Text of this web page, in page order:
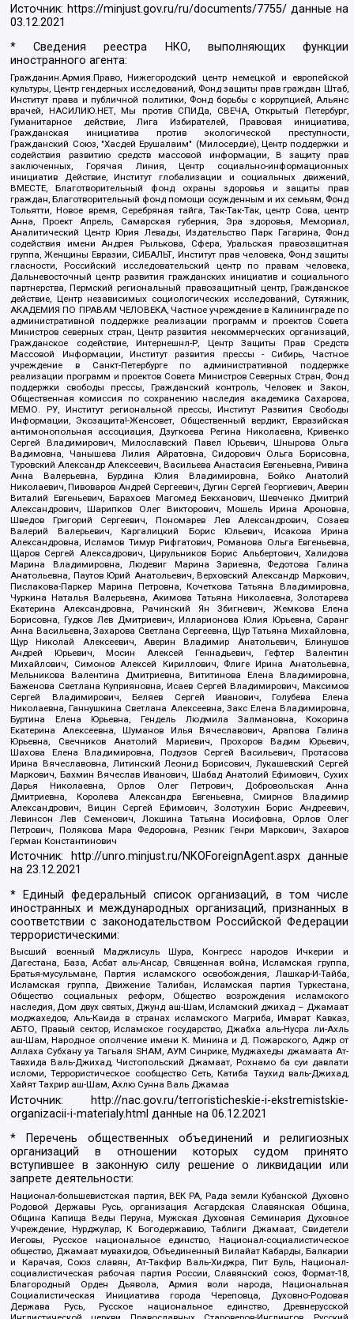
Источник: https://minjust.gov.ru/ru/documents/7755/ данные на
03.12.2021
* Сведения реестра НКО, выполняющих функции
иностранного агента:
Гражданин.Армия.Право, Нижегородский центр немецкой и европейской
культуры, Центр гендерных исследований, Фонд защиты прав граждан Штаб,
Институт права и публичной политики, Фонд борьбы с коррупцией, Альянс
врачей, НАСИЛИЮ.НЕТ, Мы против СПИДа, СВЕЧА, Открытый Петербург,
Гуманитарное действие, Лига Избирателей, Правовая инициатива,
Гражданская инициатива против экологической преступности,
Гражданский Союз, "Хасдей Ерушалаим" (Милосердие), Центр поддержки и
содействия развитию средств массовой информации, В защиту прав
заключенных, Горячая Линия, Центр социально-информационных
инициатив Действие, Институт глобализации и социальных движений,
ВМЕСТЕ, Благотворительный фонд охраны здоровья и защиты прав
граждан, Благотворительный фонд помощи осужденным и их семьям, Фонд
Тольятти, Новое время, Серебряная тайга, Так-Так-Так, центр Сова, центр
Анна, Проект Апрель, Самарская губерния, Эра здоровья, Мемориал,
Аналитический Центр Юрия Левады, Издательство Парк Гагарина, Фонд
содействия имени Андрея Рылькова, Сфера, Уральская правозащитная
группа, Женщины Евразии, СИБАЛЬТ, Институт прав человека, Фонд защиты
гласности, Российский исследовательский центр по правам человека,
Дальневосточный центр развития гражданских инициатив и социального
партнерства, Пермский региональный правозащитный центр, Гражданское
действие, Центр независимых социологических исследований, Сутяжник,
АКАДЕМИЯ ПО ПРАВАМ ЧЕЛОВЕКА, Частное учреждение в Калининграде по
административной поддержке реализации программ и проектов Совета
Министров северных стран, Центр развития некоммерческих организаций,
Гражданское содействие, Интернешнл-Р, Центр Защиты Прав Средств
Массовой Информации, Институт развития прессы - Сибирь, Частное
учреждение в Санкт-Петербурге по административной поддержке
реализации программ и проектов Совета Министров Северных Стран, Фонд
поддержки свободы прессы, Гражданский контроль, Человек и Закон,
Общественная комиссия по сохранению наследия академика Сахарова,
МЕМО. РУ, Институт региональной прессы, Институт Развития Свободы
Информации, Экозащита!-Женсовет, Общественный вердикт, Евразийская
антимонопольная ассоциация, Дзугкоева Регина Николаевна, Кривенко
Сергей Владимирович, Милославский Павел Юрьевич, Шнырова Ольга
Вадимовна, Чанышева Лилия Айратовна, Сидорович Ольга Борисовна,
Туровский Александр Алексеевич, Васильева Анастасия Евгеньевна, Ривина
Анна Валерьевна, Бурдина Юлия Владимировна, Бойко Анатолий
Николаевич, Пивоваров Андрей Сергеевич, Дугин Сергей Георгиевич, Аверин
Виталий Евгеньевич, Барахоев Магомед Бекханович, Шевченко Дмитрий
Александрович, Шарипков Олег Викторович, Мошель Ирина Ароновна,
Шведов Григорий Сергеевич, Пономарев Лев Александрович, Созаев
Валерий Валерьевич, Каргалицкий Борис Юльевич, Исакова Ирина
Александровна, Исламов Тимур Рифгатович, Романова Ольга Евгеньевна,
Щаров Сергей Алексадрович, Цирульников Борис Альбертович, Халидова
Марина Владимировна, Людевиг Марина Зариевна, Федотова Галина
Анатольевна, Паутов Юрий Анатольевич, Верховский Александр Маркович,
Пислакова-Паркер Марина Петровна, Кочеткова Татьяна Владимировна,
Чуркина Наталья Валерьевна, Акимова Татьяна Николаевна, Золотарева
Екатерина Александровна, Рачинский Ян Збигневич, Жемкова Елена
Борисовна, Гудков Лев Дмитриевич, Илларионова Юлия Юрьевна, Саранг
Анна Васильевна, Захарова Светлана Сергеевна, Щур Татьяна Михайловна,
Щур Николай Алексеевич, Аверин Владимир Анатольевич, Блинушов
Андрей Юрьевич, Мосин Алексей Геннадьевич, Гефтер Валентин
Михайлович, Симонов Алексей Кириллович, Флиге Ирина Анатольевна,
Мельникова Валентина Дмитриевна, Вититинова Елена Владимировна,
Баженова Светлана Куприяновна, Исаев Сергей Владимирович, Максимов
Сергей Владимирович, Беляев Сергей Иванович, Голубева Елена
Николаевна, Ганнушкина Светлана Алексеевна, Закс Елена Владимировна,
Буртина Елена Юрьевна, Гендель Людмила Залмановна, Кокорина
Екатерина Алексеевна, Шуманов Илья Вячеславович, Арапова Галина
Юрьевна, Свечников Анатолий Мариевич, Прохоров Вадим Юрьевич,
Шахова Елена Владимировна, Подузов Сергей Васильевич, Протасова
Ирина Вячеславовна, Литинский Леонид Борисович, Лукашевский Сергей
Маркович, Бахмин Вячеслав Иванович, Шабад Анатолий Ефимович, Сухих
Дарья Николаевна, Орлов Олег Петрович, Добровольская Анна
Дмитриевна, Королева Александра Евгеньевна, Смирнов Владимир
Александрович, Вицин Сергей Ефимович, Золотухин Борис Андреевич,
Левинсон Лев Семенович, Локшина Татьяна Иосифовна, Орлов Олег
Петрович, Полякова Мара Федоровна, Резник Генри Маркович, Захаров
Герман Константинович
Источник: http://unro.minjust.ru/NKOForeignAgent.aspxданные
на23.12.2021
* Единый федеральный список организаций, в том числе
иностранных и международных организаций, признанных в
соответствии с законодательством Российской Федерации
террористическими:
Высший военный Маджлисуль Шура, Конгресс народов Ичкерии и
Дагестана, База, Асбат аль-Ансар, Священная война, Исламская группа,
Братья-мусульмане, Партия исламского освобождения, Лашкар-И-Тайба,
Исламская группа, Движение Талибан, Исламская партия Туркестана,
Общество социальных реформ, Общество возрождения исламского
наследия, Дом двух святых, Джунд аш-Шам, Исламский джихад – Джамаат
моджахедов, Аль-Каида в странах исламского Магриба, Имарат Кавказ,
АБТО, Правый сектор, Исламское государство, Джабха аль-Нусра ли-Ахль
аш-Шам, Народное ополчение имени К. Минина и Д. Пожарского, Аджр от
Аллаха Субхану уа Тагьаля SHAM, АУМ Синрике, Муджахеды джамаата Ат-
Тавхида Валь-Джихад, Чистопольский Джамаат, Рохнамо ба суи давлати
исломи, Террористическое сообщество Сеть, Катиба Таухид валь-Джихад,
Хайят Тахрир аш-Шам, Ахлю Сунна Валь Джамаа
Источник:
http://nac.gov.ru/terroristicheskie-i-ekstremistskie-
organizacii-i-materialy.html данные на06.12.2021
* Перечень общественных объединений и религиозных
организаций в отношении которых судом принято
вступившее в законную силу решение о ликвидации или
запрете деятельности:
Национал-большевистская партия, ВЕК РА, Рада земли Кубанской Духовно
Родовой Державы Русь, организация Асгардская Славянская Община,
Община Капища Веды Перуна, Мужская Духовная Семинария Духовное
Учреждение, Нурджулар, К Богодержавию, Таблиги Джамаат, Свидетели
Иеговы, Русское национальное единство, Национал-социалистическое
общество, Джамаат мувахидов, Объединенный Вилайат Кабарды, Балкарии
и Карачая, Союз славян, Ат-Такфир Валь-Хиджра, Пит Буль, Национал-
социалистическая рабочая партия России, Славянский союз, Формат-18,
Благородный Орден Дьявола, Армия воли народа, Национальная
Социалистическая Инициатива города Череповца, Духовно-Родовая
Держава Русь, Русское национальное единство, Древнерусской